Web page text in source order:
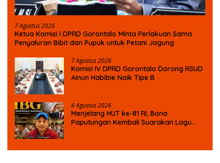
7 Agustus 2026
Ketua Komisi I DPRD Gorontalo Minta Perlakuan Sama
Penyaluran Bibit dan Pupuk untuk Petani Jagung
7 Agustus 2026
Komisi IV DPRD Gorontalo Dorong RSUD
Ainun Habibie Naik Tipe B
6 Agustus 2026
Menjelang HUT ke-81 RI, Bona
Paputungan Kembali Suarakan Lagu